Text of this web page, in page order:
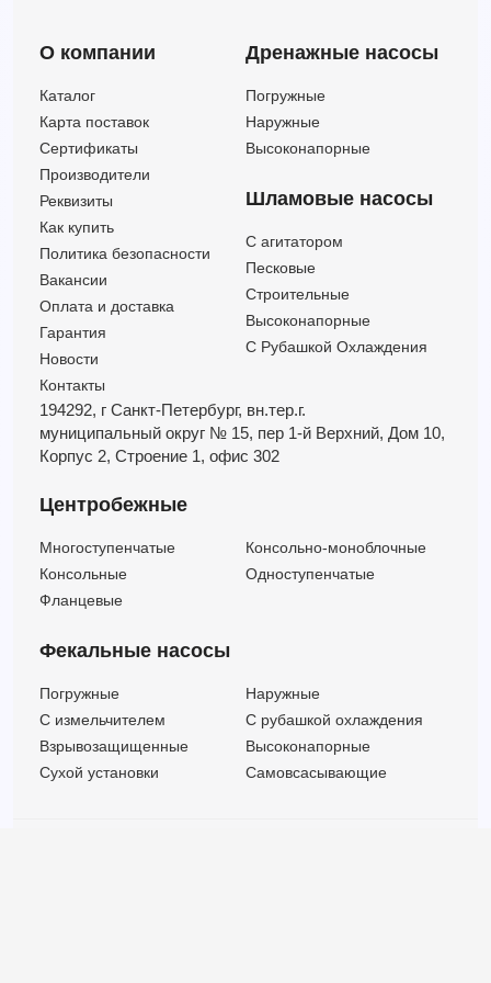
EVMS20 1LF5 HQGQ1EG E/1,5 ETM Арт.26751220015
EVMS20 1LF5 Q1BEG E/1,5 ATEX EPR Арт.26751200017
EVMS20 1LF5 Q1BEG E/1,5M Арт.26751200010
О компании
Каталог
Карта поставок
Сертификаты
Производители
Реквизиты
Как купить
Политика безопасности
Вакансии
Оплата и доставка
Гарантия
Новости
Контакты
Дренажные насосы
Погружные
Наружные
Высоконапорные
Шламовые насосы
C агитатором
Песковые
Строительные
Высоконапорные
С Рубашкой Охлаждения
194292, г Санкт-Петербург, вн.тер.г.
муниципальный округ № 15, пер 1-й Верхний, Дом 10,
Корпус 2, Строение 1, офис 302
Центробежные
Многоступенчатые
Консольно-моноблочные
Консольные
Одноступенчатые
Фланцевые
Фекальные насосы
Погружные
Наружные
C измельчителем
С рубашкой охлаждения
Взрывозащищенные
Высоконапорные
Сухой установки
Самовсасывающие